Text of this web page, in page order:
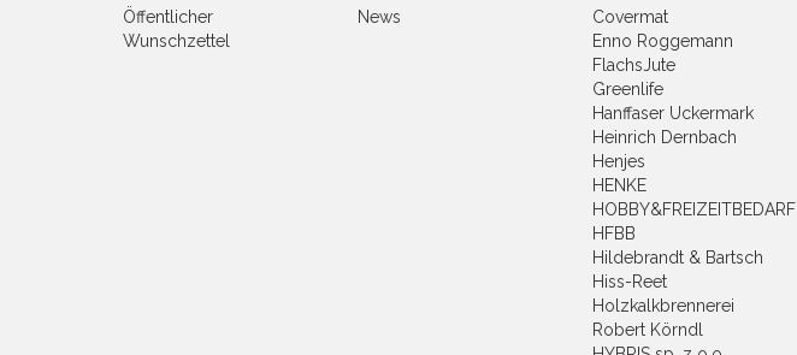
Öffentlicher
Wunschzettel
News
Covermat
Enno Roggemann
FlachsJute
Greenlife
Hanffaser Uckermark
Heinrich Dernbach
Henjes
HENKE
HOBBY&FREIZEITBEDARF
HFBB
Hildebrandt & Bartsch
Hiss-Reet
Holzkalkbrennerei
Robert Körndl